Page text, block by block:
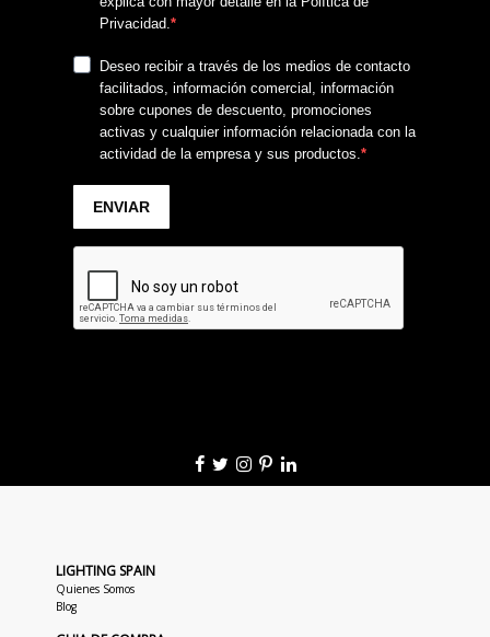
LIGHTING SPAIN
Quienes Somos
Blog